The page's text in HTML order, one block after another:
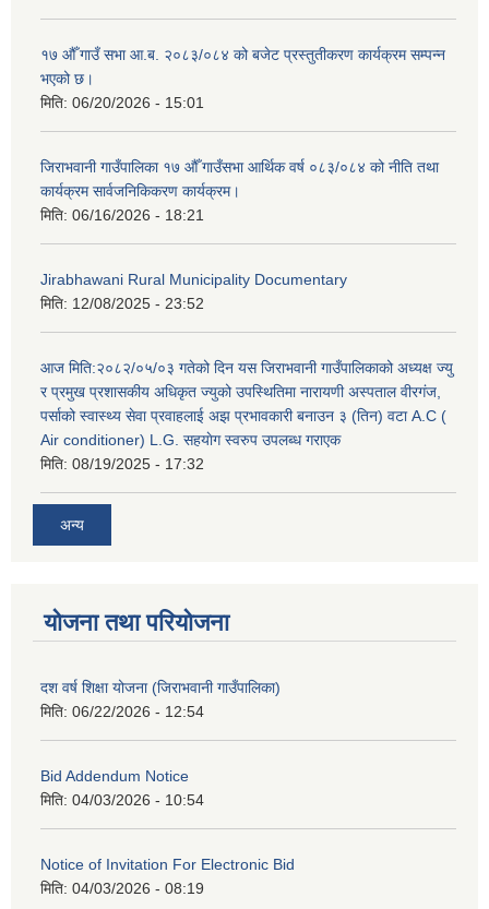
१७ औँ गाउँ सभा आ.ब. २०८३/०८४ को बजेट प्रस्तुतीकरण कार्यक्रम सम्पन्न
भएको छ।
मिति: 06/20/2026 - 15:01
जिराभवानी गाउँपालिका १७ औँ गाउँसभा आर्थिक वर्ष ०८३/०८४ को नीति तथा
कार्यक्रम सार्वजनिकिकरण कार्यक्रम।
मिति: 06/16/2026 - 18:21
Jirabhawani Rural Municipality Documentary
मिति: 12/08/2025 - 23:52
आज मिति:२०८२/०५/०३ गतेको दिन यस जिराभवानी गाउँपालिकाको अध्यक्ष ज्यु
र प्रमुख प्रशासकीय अधिकृत ज्युको उपस्थितिमा नारायणी अस्पताल वीरगंज,
पर्साको स्वास्थ्य सेवा प्रवाहलाई अझ प्रभावकारी बनाउन ३ (तिन) वटा A.C (
Air conditioner) L.G. सहयाेग स्वरुप उपलब्ध गराएक
मिति: 08/19/2025 - 17:32
अन्य
योजना तथा परियोजना
दश वर्ष शिक्षा योजना (जिराभवानी गाउँपालिका)
मिति: 06/22/2026 - 12:54
Bid Addendum Notice
मिति: 04/03/2026 - 10:54
Notice of Invitation For Electronic Bid
मिति: 04/03/2026 - 08:19